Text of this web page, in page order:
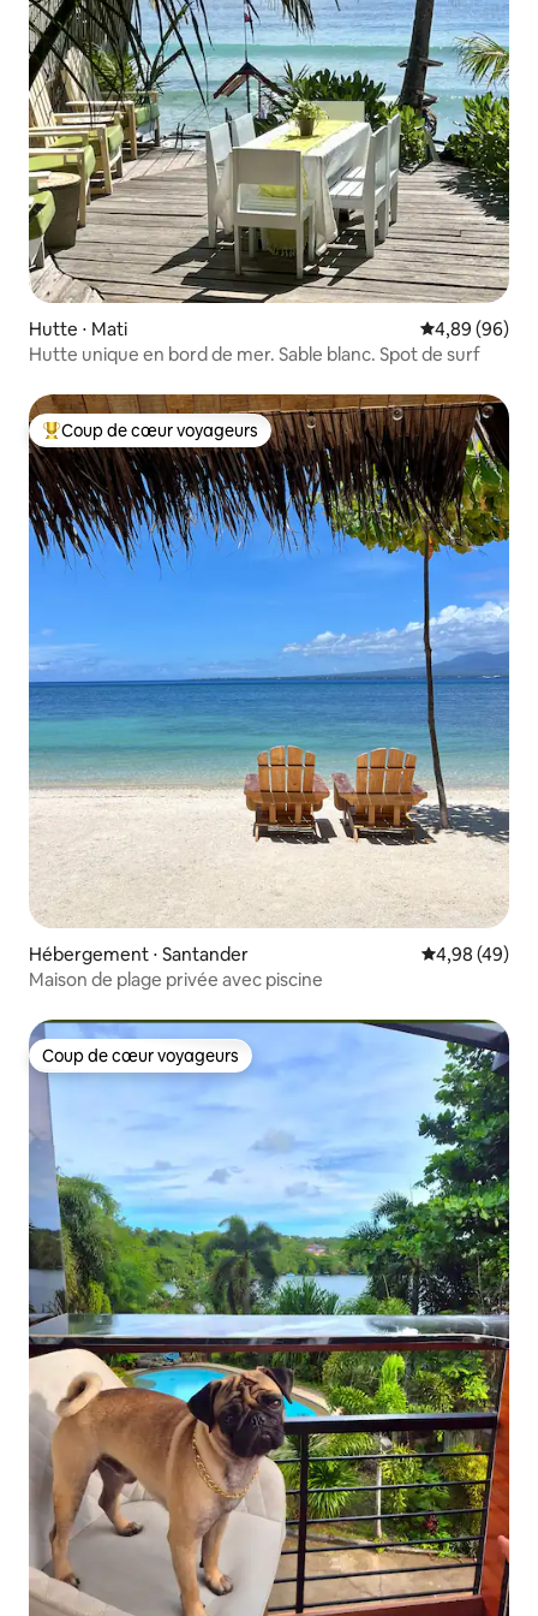
Hutte ⋅ Mati Évaluation
4,89 (96)
Hutte unique en bord de mer. Sable blanc. Spot de surf
Coups de cœur voyageurs les plus appréciés
Coup de cœur voyageurs
Hébergement ⋅ Santander Évaluation
4,98 (49)
Maison de plage privée avec piscine
Coup de cœur voyageurs
Coup de cœur voyageurs